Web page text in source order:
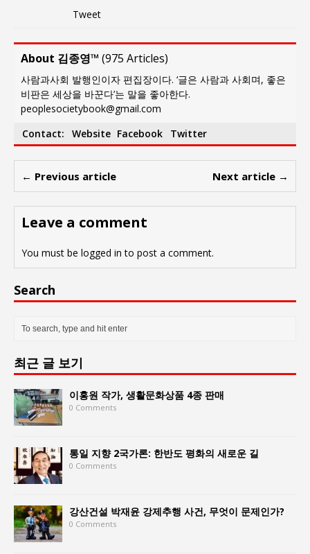
Tweet
About 김종영™ (975 Articles)
사람과사회 발행인이자 편집장이다. ‘글은 사람과 사회며, 좋은
비판은 세상을 바꾼다’는 말을 좋아한다.
peoplesocietybook@gmail.com
Contact:
Website Facebook Twitter
← Previous article Next article →
Leave a comment
You must be logged in to post a comment.
Search
최근 글 보기
이홍원 작가, 생활문화상품 4종 판매
0 Comments
통일 지향 2국가론: 한반도 평화의 새로운 길
0 Comments
강산건설 박재윤 강제추행 사건, 무엇이 문제인가?
0 Comments